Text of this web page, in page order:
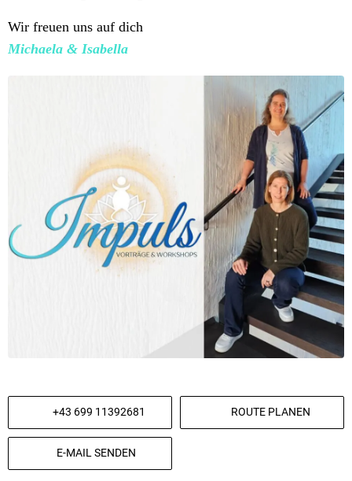
Wir freuen uns auf dich
Michaela & Isabella
+43 699 11392681 ROUTE PLANEN
E-MAIL SENDEN